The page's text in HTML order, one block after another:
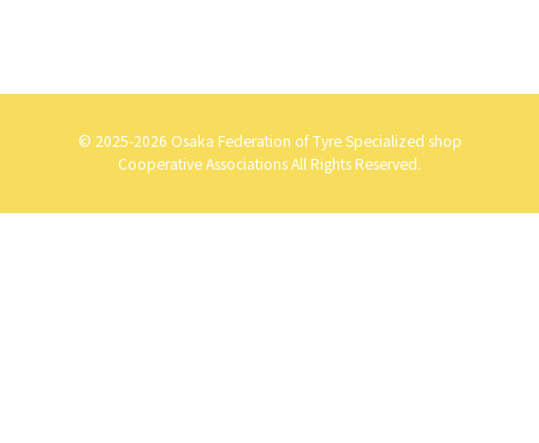
© 2025-2026 Osaka Federation of Tyre Specialized shop
Cooperative Associations All Rights Reserved.